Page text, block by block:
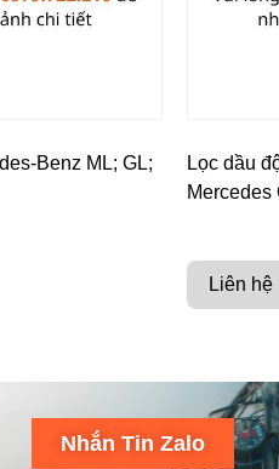
Benz ML; GL;
Lọc dầu
Mercedes
Liên hệ
Nhắn Tin Zalo